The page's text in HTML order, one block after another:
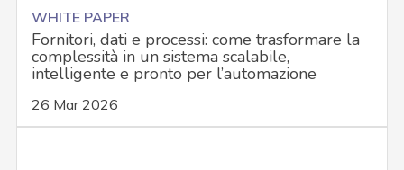
WHITE PAPER
Fornitori, dati e processi: come trasformare la
complessità in un sistema scalabile,
intelligente e pronto per l’automazione
26 Mar 2026